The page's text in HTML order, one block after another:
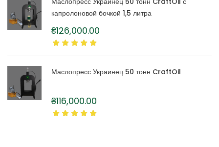
капролоновой бочкой 1,5 литра
₴126,000.00
Маслопресс Украинец 50 тонн CraftOil
₴116,000.00